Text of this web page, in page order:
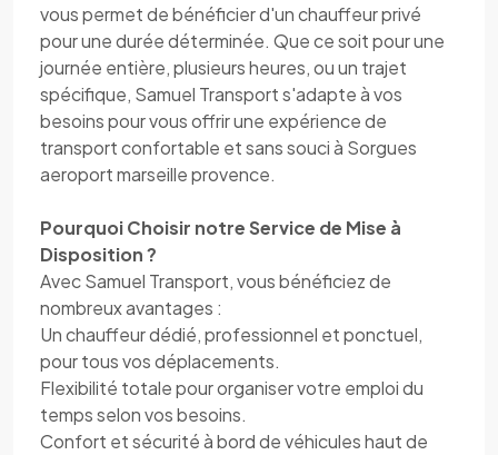
vous permet de bénéficier d'un chauffeur privé
pour une durée déterminée. Que ce soit pour une
journée entière, plusieurs heures, ou un trajet
spécifique, Samuel Transport s'adapte à vos
besoins pour vous offrir une expérience de
transport confortable et sans souci à Sorgues
aeroport marseille provence.
Pourquoi Choisir notre Service de Mise à
Disposition ?
Avec Samuel Transport, vous bénéficiez de
nombreux avantages :
Un chauffeur dédié, professionnel et ponctuel,
pour tous vos déplacements.
Flexibilité totale pour organiser votre emploi du
temps selon vos besoins.
Confort et sécurité à bord de véhicules haut de